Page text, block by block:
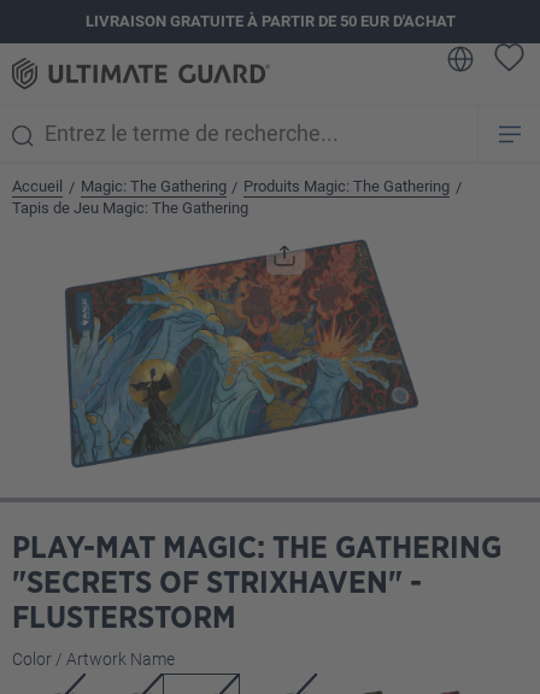
principalLIVRAISON GRATUITE À PARTIR DE 50 EUR D'ACHAT
Accueil / Magic: The Gathering / Produits Magic: The Gathering /
Tapis de Jeu Magic: The Gathering
PLAY-MAT MAGIC: THE GATHERING
"SECRETS OF STRIXHAVEN" -
FLUSTERSTORM
Sélectionnez
Color / Artwork Name